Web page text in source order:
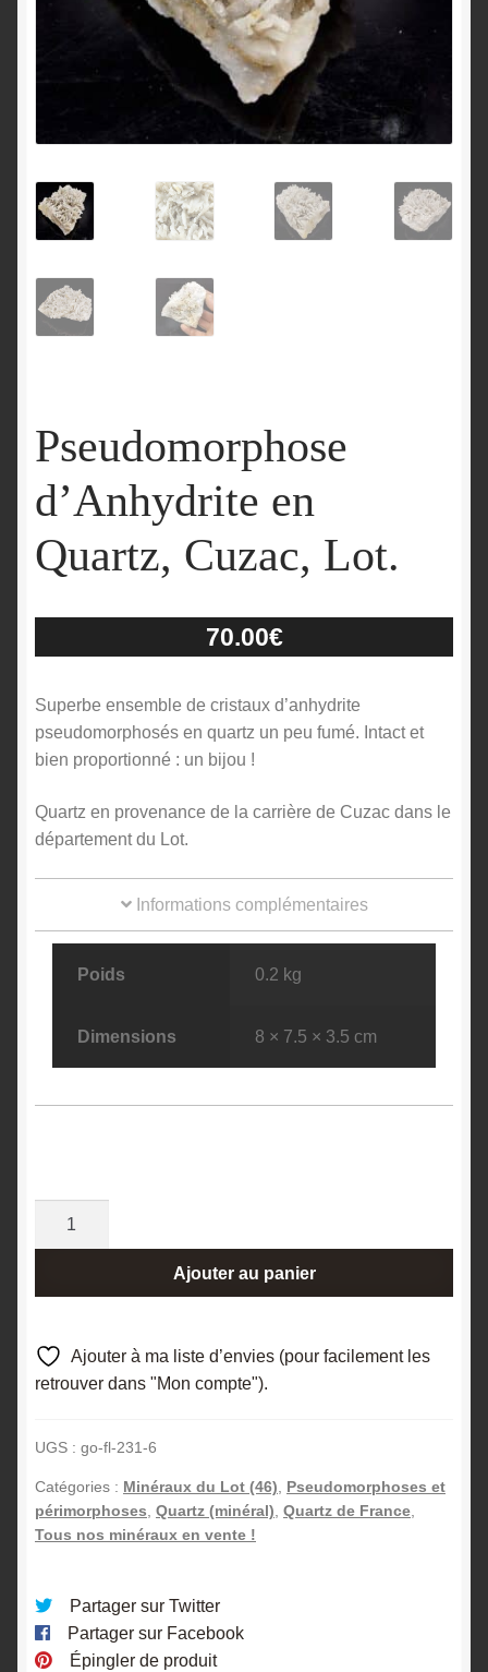
Pseudomorphose
d’Anhydrite en
Quartz, Cuzac, Lot.
70.00€
Superbe ensemble de cristaux d’anhydrite
pseudomorphosés en quartz un peu fumé. Intact et
bien proportionné : un bijou !
Quartz en provenance de la carrière de Cuzac dans le
département du Lot.
Informations complémentaires
Poids 0.2 kg
Dimensions 8 × 7.5 × 3.5 cm
d’Anhydrite
Quartz,
Cuzac,
Ajouter au panier
Ajouter à ma liste d’envies (pour facilement les
retrouver dans "Mon compte").
UGS : go-fl-231-6
Catégories : Minéraux du Lot (46), Pseudomorphoses et
périmorphoses, Quartz (minéral), Quartz de France,
Tous nos minéraux en vente !
Partager sur Twitter
Partager sur Facebook
Épingler de produit